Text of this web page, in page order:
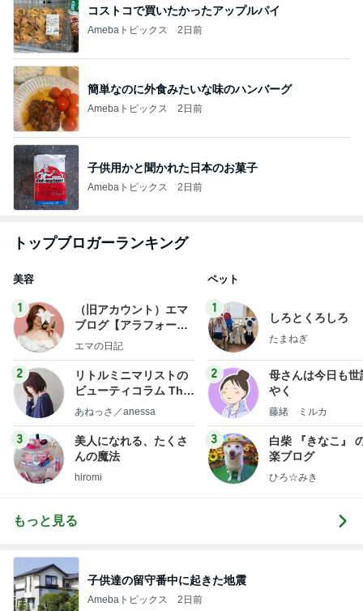
コストコで買いたかったアップルパイ
Amebaトピックス 2日前
簡単なのに外食みたいな味のハンバーグ
Amebaトピックス 2日前
子供用かと聞かれた日本のお菓子
Amebaトピックス 2日前
トップブロガーランキング
美容
1
（旧アカウント）エマ
ブログ【アラフォー会
社売却セカンドライ
エマの日記
2
リトルミニマリストの
ビューティコラム The
little minimalist's bea
あねっさ／anessa
3
美人になれる、たくさ
んの魔法
hiromi
ペット
1
しろとくろしろ
たまねぎ
2
母さんは今日も世
やく
藤緒 ミルカ
3
白柴 『きなこ』
楽ブログ
ひろ☆みき
もっと見る
子供達の留守番中に起きた地震
Amebaトピックス 2日前